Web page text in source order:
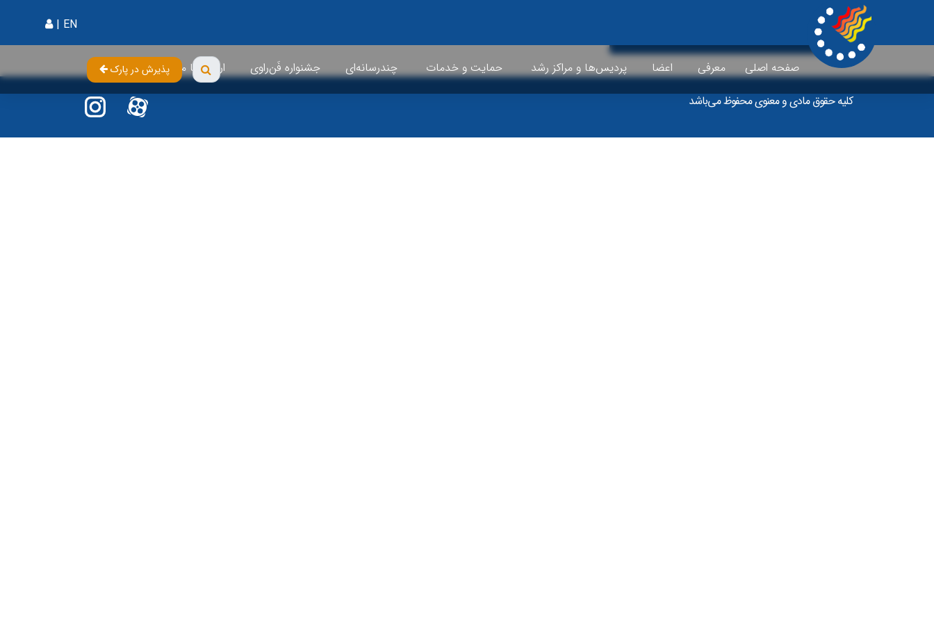
EN
|
صفحه اصلی معرفی اعضا پردیس‌ها و مراکز رشد حمایت و خدمات چندرسانه‌ای جشنواره فَن‌راوی ارتباط با ما پذیرش در پارک
Videos
کلیه حقوق مادی و معنوی محفوظ می‌باشد